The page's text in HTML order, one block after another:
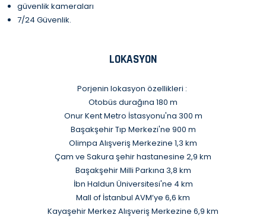
güvenlik kameraları
7/24 Güvenlik.
LOKASYON
Porjenin lokasyon özellikleri :
Otobüs durağına 180 m
Onur Kent Metro İstasyonu'na 300 m
Başakşehir Tıp Merkezi'ne 900 m
Olimpa Alışveriş Merkezine 1,3 km
Çam ve Sakura şehir hastanesine 2,9 km
Başakşehir Milli Parkına 3,8 km
İbn Haldun Üniversitesi'ne 4 km
Mall of İstanbul AVM’ye 6,6 km
Kayaşehir Merkez Alışveriş Merkezine 6,9 km